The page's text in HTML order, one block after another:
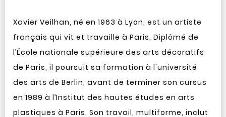
Xavier Veilhan, né en 1963 à Lyon, est un artiste
français qui vit et travaille à Paris. Diplômé de
l’École nationale supérieure des arts décoratifs
de Paris, il poursuit sa formation à l'université
des arts de Berlin, avant de terminer son cursus
en 1989 à l’Institut des hautes études en arts
plastiques à Paris. Son travail, multiforme, inclut